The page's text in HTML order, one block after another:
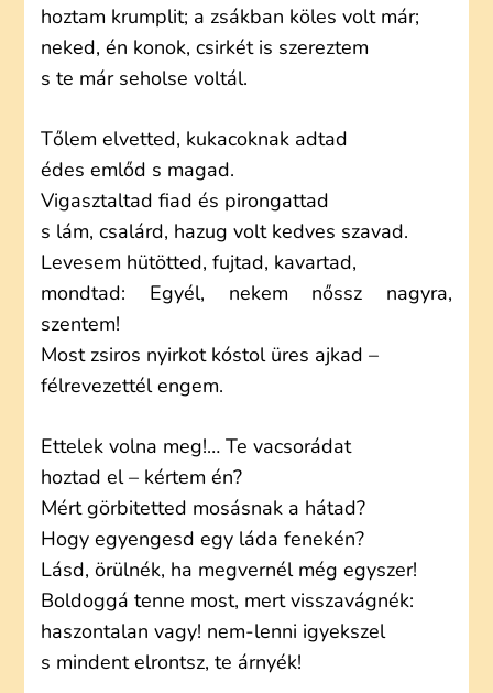
hoztam krumplit; a zsákban köles volt már;
neked, én konok, csirkét is szereztem
s te már seholse voltál.
Tőlem elvetted, kukacoknak adtad
édes emlőd s magad.
Vigasztaltad fiad és pirongattad
s lám, csalárd, hazug volt kedves szavad.
Levesem hütötted, fujtad, kavartad,
mondtad: Egyél, nekem nőssz nagyra,
szentem!
Most zsiros nyirkot kóstol üres ajkad –
félrevezettél engem.
Ettelek volna meg!… Te vacsorádat
hoztad el – kértem én?
Mért görbitetted mosásnak a hátad?
Hogy egyengesd egy láda fenekén?
Lásd, örülnék, ha megvernél még egyszer!
Boldoggá tenne most, mert visszavágnék:
haszontalan vagy! nem-lenni igyekszel
s mindent elrontsz, te árnyék!